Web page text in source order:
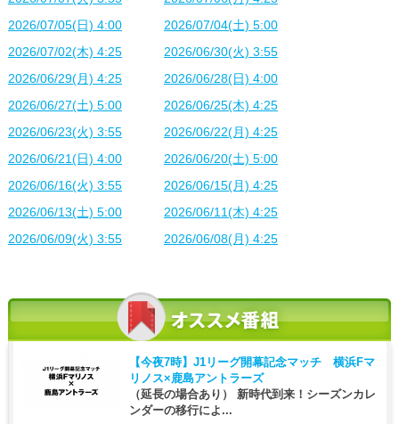
2026/07/05(日) 4:00
2026/07/04(土) 5:00
2026/07/02(木) 4:25
2026/06/30(火) 3:55
2026/06/29(月) 4:25
2026/06/28(日) 4:00
2026/06/27(土) 5:00
2026/06/25(木) 4:25
2026/06/23(火) 3:55
2026/06/22(月) 4:25
2026/06/21(日) 4:00
2026/06/20(土) 5:00
2026/06/16(火) 3:55
2026/06/15(月) 4:25
2026/06/13(土) 5:00
2026/06/11(木) 4:25
2026/06/09(火) 3:55
2026/06/08(月) 4:25
【今夜7時】 J1リーグ開幕記念マッチ 横浜Fマ
リノス×鹿島アントラーズ
（延長の場合あり） 新時代到来！シーズンカレ
ンダーの移行によ...